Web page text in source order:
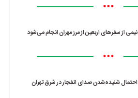
•••
نیمی از سفرهای اربعین از مرز مهران انجام می‌شود
•••
احتمال شنیده‌شدن صدای انفجار در شرق تهران